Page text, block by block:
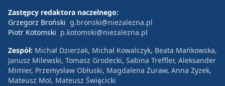
Zastępcy redaktora naczelnego:
Grzegorz Broński g.bronski@niezalezna.pl
Piotr Kotomski p.kotomski@niezalezna.pl
Zespół: Michał Dzierżak, Michał Kowalczyk, Beata Mańkowska,
Janusz Milewski, Tomasz Grodecki, Sabina Treffler, Aleksander
Mimier, Przemysław Obłuski, Magdalena Żuraw, Anna Zyzek,
Mateusz Mol, Mateusz Święcicki